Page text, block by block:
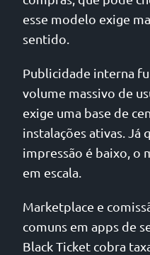
esse modelo exige
sentido.
Publicidade interna
volume massivo de
exige uma base de
instalações ativas. Já
impressão é baixo, o
em escala.
Marketplace e
comuns em apps de
Black Ticket cobra